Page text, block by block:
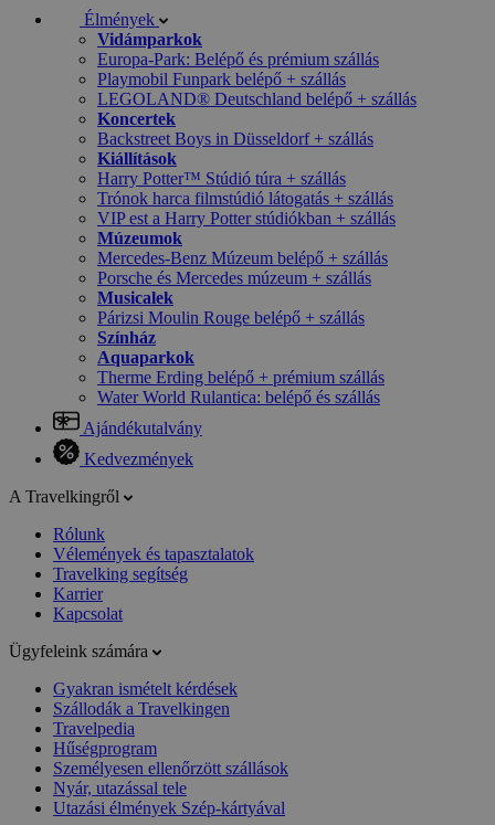
Élmények
Vidámparkok
Europa-Park: Belépő és prémium szállás
Playmobil Funpark belépő + szállás
LEGOLAND® Deutschland belépő + szállás
Koncertek
Backstreet Boys in Düsseldorf + szállás
Kiállítások
Harry Potter™ Stúdió túra + szállás
Trónok harca filmstúdió látogatás + szállás
VIP est a Harry Potter stúdiókban + szállás
Múzeumok
Mercedes-Benz Múzeum belépő + szállás
Porsche és Mercedes múzeum + szállás
Musicalek
Párizsi Moulin Rouge belépő + szállás
Színház
Aquaparkok
Therme Erding belépő + prémium szállás
Water World Rulantica: belépő és szállás
Ajándékutalvány
Kedvezmények
A Travelkingről
Rólunk
Vélemények és tapasztalatok
Travelking segítség
Karrier
Kapcsolat
Ügyfeleink számára
Gyakran ismételt kérdések
Szállodák a Travelkingen
Travelpedia
Hűségprogram
Személyesen ellenőrzött szállások
Nyár, utazással tele
Utazási élmények Szép-kártyával